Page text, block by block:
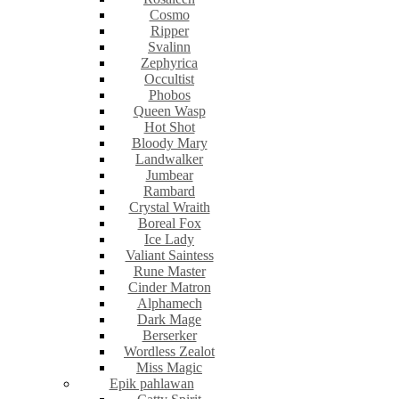
Cosmo
Ripper
Svalinn
Zephyrica
Occultist
Phobos
Queen Wasp
Hot Shot
Bloody Mary
Landwalker
Jumbear
Rambard
Crystal Wraith
Boreal Fox
Ice Lady
Valiant Saintess
Rune Master
Cinder Matron
Alphamech
Dark Mage
Berserker
Wordless Zealot
Miss Magic
Epik pahlawan